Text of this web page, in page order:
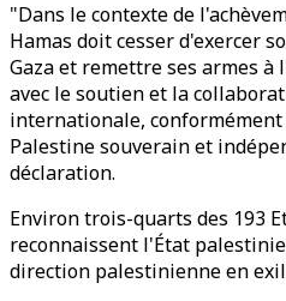
"Dans le contexte de
Hamas doit cesser d'exercer
Gaza et remettre ses armes
avec le soutien et la
internationale,
Palestine souverain et
déclaration.
Environ trois-quarts des 193
reconnaissent l'État
direction palestinienne en exil